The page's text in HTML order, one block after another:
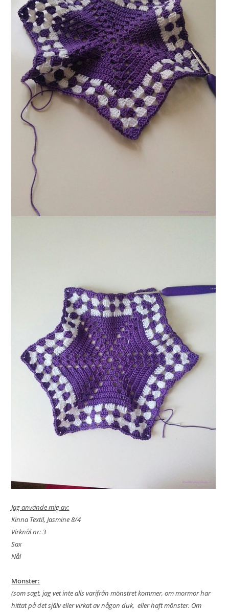
Jag använde mig av:
Kinna Textil, Jasmine 8/4
Virknål nr: 3
Sax
Nål
Mönster:
(som sagt, jag vet inte alls varifrån mönstret kommer, om mormor har
hittat på det själv eller virkat av någon duk, eller haft mönster. Om